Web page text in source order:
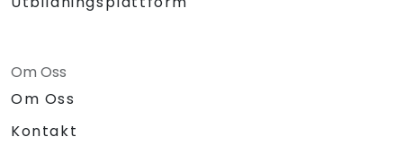
Om Oss
Om Oss
Kontakt